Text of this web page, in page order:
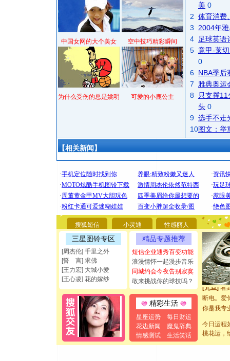
中国女网的大个美女 空中技巧精彩瞬间
为什么受伤的总是姚明 可爱的小鹿公主
美 0
2 体育消费
3
2004年
4
足球英语
5 意甲-莱
0
6 NBA季后
7
雅典奥运
8
只支撑
头 0
9 选手不走
10图文：举
【相关新闻】
搜狐短信 小灵通 性感丽人
三星图铃专区
[周杰伦] 千里之外
[誓 言] 求佛
[王力宏] 大城小爱
[王心凌] 花的嫁纱
精品专题推荐
短信企业通秀百变功能
浪漫情怀一起漫步音乐
同城约会今夜告别寂寞
敢来挑战你的球技吗？
精彩生活
星座运势
每日财运
花边新闻
魔鬼辞典
情感测试
生活笑话
[圣诞节]
要平安
[圣诞节]
能正大光
都要快乐
[圣诞节]
如意,快
[元旦]看
断电。爱
你是我专
起；二是
离。水晶
[元旦]当
今日运程
桃花运，